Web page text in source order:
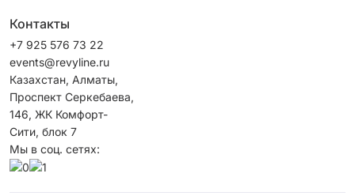
Контакты
+7 925 576 73 22
events@revyline.ru
Казахстан, Алматы,
Проспект Серкебаева,
146, ЖК Комфорт-
Сити, блок 7
Мы в соц. сетях: